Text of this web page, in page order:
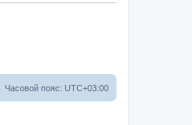
Часовой пояс: UTC+03:00